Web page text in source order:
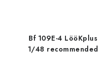
Bf 109E-4 LööKplus
1/48 recommended